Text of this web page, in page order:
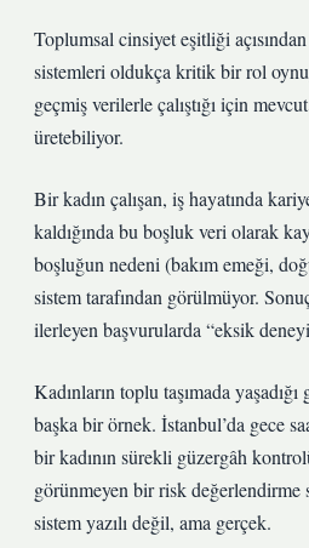
Toplumsal cinsiyet eşitliği
sistemleri oldukça kritik bir rol
geçmiş verilerle çalıştığı için
üretebiliyor.
Bir kadın çalışan, iş hayatında
kaldığında bu boşluk veri olarak
boşluğun nedeni (bakım emeği,
sistem tarafından görülmüyor.
ilerleyen başvurularda “eksik
Kadınların toplu taşımada
başka bir örnek. İstanbul’da gece
bir kadının sürekli güzergâh
görünmeyen bir risk değerlendirme
sistem yazılı değil, ama gerçek.